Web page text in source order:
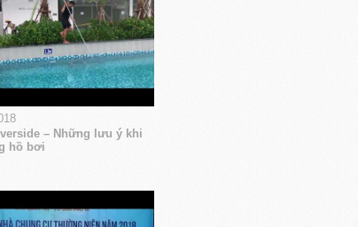
– Những lưu ý khi
hồ bơi